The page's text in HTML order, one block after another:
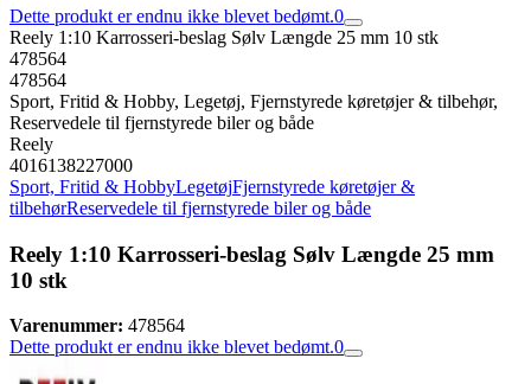
Dette produkt er endnu ikke blevet bedømt.0
Reely 1:10 Karrosseri-beslag Sølv Længde 25 mm 10 stk
478564
478564
Sport, Fritid & Hobby, Legetøj, Fjernstyrede køretøjer & tilbehør,
Reservedele til fjernstyrede biler og både
Reely
4016138227000
Sport, Fritid & HobbyLegetøjFjernstyrede køretøjer &
tilbehørReservedele til fjernstyrede biler og både
Reely 1:10 Karrosseri-beslag Sølv Længde 25 mm
10 stk
Varenummer: 478564
Dette produkt er endnu ikke blevet bedømt.0